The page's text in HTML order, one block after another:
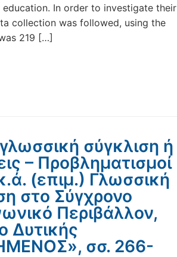
In order to investigate their
collection was followed, using the
219 […]
σύγκλιση ή
– Προβληματισμοί
(επιμ.) Γλωσσική
στο Σύγχρονο
Περιβάλλον,
Δυτικής
σσ. 266-